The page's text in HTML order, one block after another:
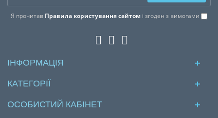
Я прочитав Правила користування сайтом і згоден з вимогами
ІНФОРМАЦІЯ
КАТЕГОРІЇ
ОСОБИСТИЙ КАБІНЕТ